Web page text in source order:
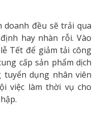
doanh đều sẽ trải qua
hay nhàn rỗi. Vào
Tết để giảm tải công
cấp sản phẩm dịch
dụng nhân viên
việc làm thời vụ cho